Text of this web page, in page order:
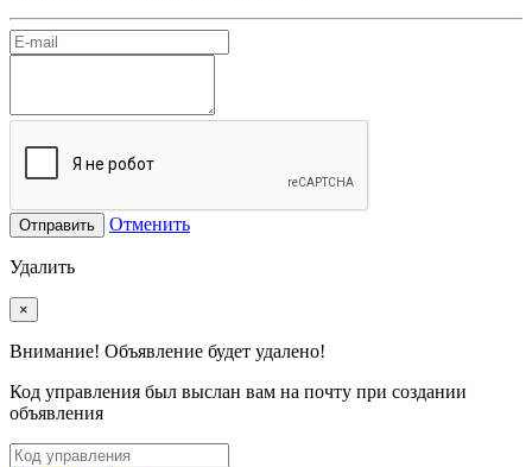
Отправить Отменить
Удалить
×
Внимание! Объявление будет удалено!
Код управления был выслан вам на почту при создании
объявления